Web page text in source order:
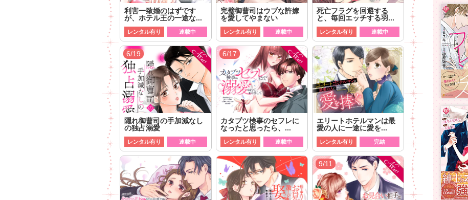
利害一致婚のはずです
が、ホテル王の一途な...
レンタル有り 連載中
完璧御曹司はウブな許嫁
を愛してやまない
レンタル有り 連載中
死亡フラグを回避する
と、毎回エッチする羽...
レンタル有り 連載中
6/19
隠れ御曹司の手加減なし
の独占溺愛
レンタル有り 連載中
6/17
カタブツ検事のセフレに
なったと思ったら、...
レンタル有り 連載中
エリートホテルマンは最
愛の人に一途に愛を...
レンタル有り 完結
9/11